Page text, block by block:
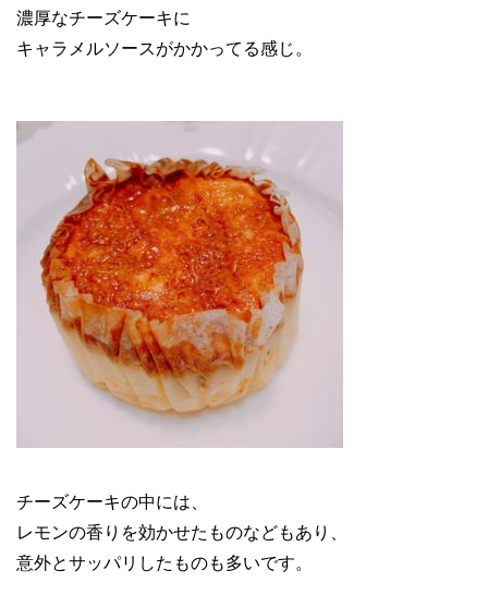
濃厚なチーズケーキに
キャラメルソースがかかってる感じ。
チーズケーキの中には、
レモンの香りを効かせたものなどもあり、
意外とサッパリしたものも多いです。